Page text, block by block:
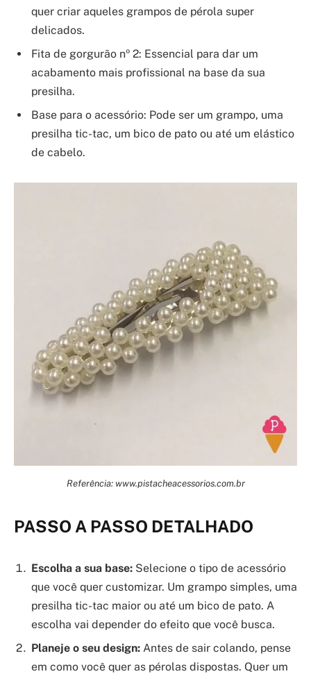
quer criar aqueles grampos de pérola super
delicados.
Fita de gorgurão nº 2: Essencial para dar um
acabamento mais profissional na base da sua
presilha.
Base para o acessório: Pode ser um grampo, uma
presilha tic-tac, um bico de pato ou até um elástico
de cabelo.
Referência: www.pistacheacessorios.com.br
PASSO A PASSO DETALHADO
Escolha a sua base: Selecione o tipo de acessório
que você quer customizar. Um grampo simples, uma
presilha tic-tac maior ou até um bico de pato. A
escolha vai depender do efeito que você busca.
Planeje o seu design: Antes de sair colando, pense
em como você quer as pérolas dispostas. Quer um